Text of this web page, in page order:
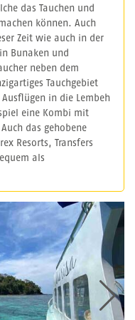
das Tauchen und
können. Auch
Zeit wie auch in der
Bunaken und
neben dem
Tauchgebiet
in die Lembeh
eine Kombi mit
das gehobene
Resorts, Transfers
als